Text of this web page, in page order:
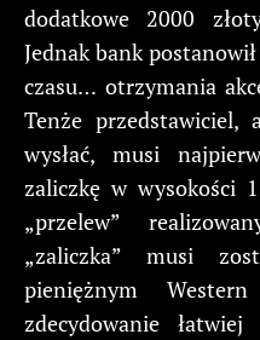
dodatkowe 2000
Jednak bank
czasu… otrzymania
Tenże przedstawiciel,
wysłać, musi
zaliczkę w wysokości
„przelew”
„zaliczka” musi
pieniężnym
zdecydowanie